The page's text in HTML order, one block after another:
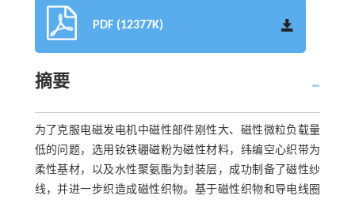
PDF (12377K)
摘要
为了克服电磁发电机中磁性部件刚性大、磁性微粒负载量
低的问题，选用钕铁硼磁粉为磁性材料，纬编空心织带为
柔性基材，以及水性聚氨酯为封装层，成功制备了磁性纱
线，并进一步织造成磁性织物。基于磁性织物和导电线圈